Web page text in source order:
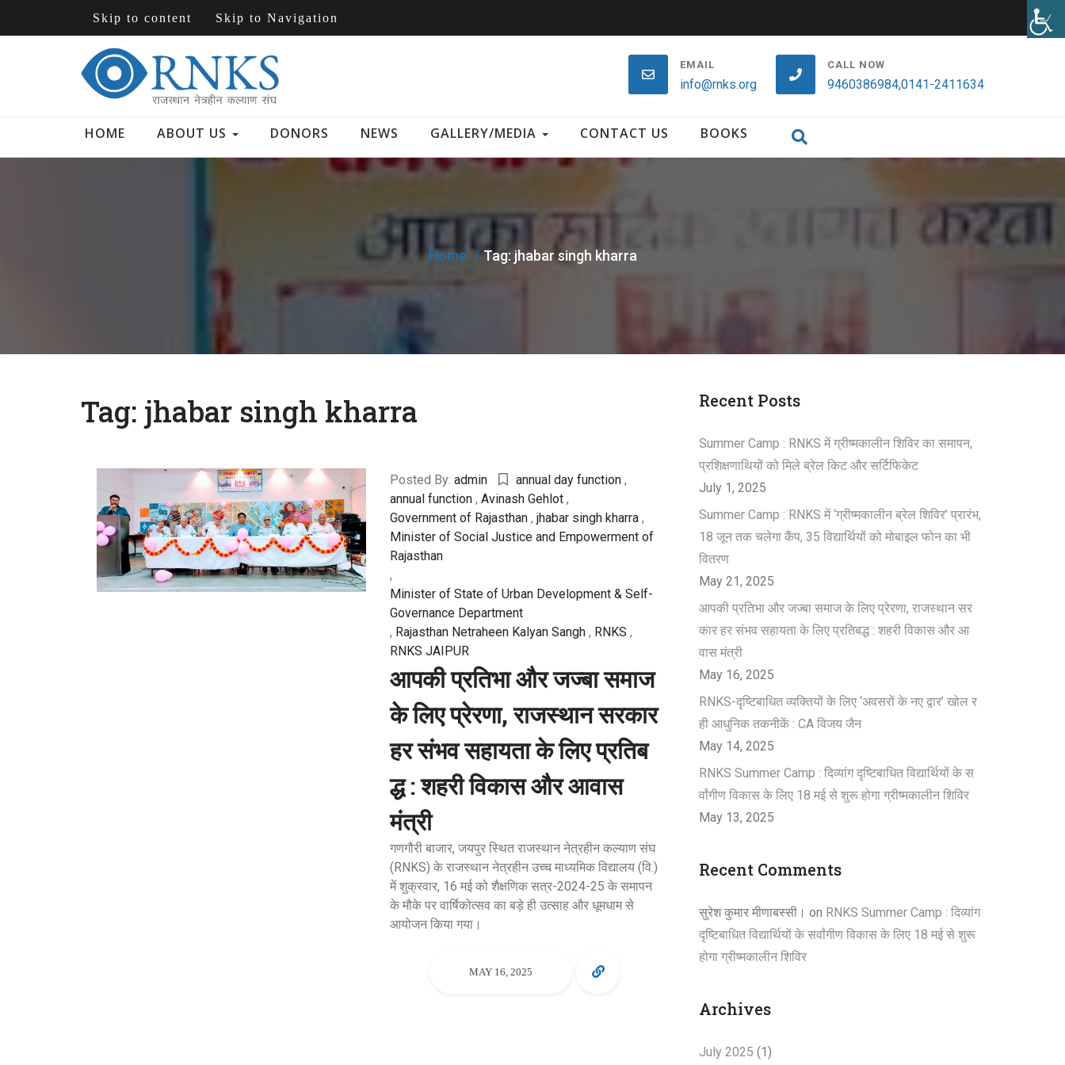
Skip to content Skip to Navigation
EMAIL
info@rnks.org
CALL NOW
9460386984,0141-2411634
HOME ABOUT US DONORS NEWS GALLERY/MEDIA CONTACT US BOOKS
Home Tag: jhabar singh kharra
Tag: jhabar singh kharra
Posted By: admin annual day function ,
annual function , Avinash Gehlot ,
Government of Rajasthan , jhabar singh kharra ,
Minister of Social Justice and Empowerment of
Rajasthan
,
Minister of State of Urban Development & Self-
Governance Department
, Rajasthan Netraheen Kalyan Sangh , RNKS ,
RNKS JAIPUR
आपकी प्रतिभा और जज्बा समाज
के लिए प्रेरणा, राजस्थान सरकार
हर संभव सहायता के लिए प्रतिब
द्ध : शहरी विकास और आवास
मंत्री
गणगौरी बाजार, जयपुर स्थित राजस्थान नेत्रहीन कल्याण संघ
(RNKS) के राजस्थान नेत्रहीन उच्च माध्यमिक विद्यालय (वि.)
में शुक्रवार, 16 मई को शैक्षणिक सत्र-2024-25 के समापन
के मौके पर वार्षिकोत्सव का बड़े ही उत्साह और धूमधाम से
आयोजन किया गया।
MAY 16, 2025
Recent Posts
Summer Camp : RNKS में ग्रीष्मकालीन शिविर का समापन,
प्रशिक्षणाथियों को मिले ब्रेल किट और सर्टिफिकेट
July 1, 2025
Summer Camp : RNKS में ‘ग्रीष्मकालीन ब्रेल शिविर’ प्रारंभ,
18 जून तक चलेगा कैंप, 35 विद्यार्थियों को मोबाइल फोन का भी
वितरण
May 21, 2025
आपकी प्रतिभा और जज्बा समाज के लिए प्रेरणा, राजस्थान सर
कार हर संभव सहायता के लिए प्रतिबद्ध : शहरी विकास और आ
वास मंत्री
May 16, 2025
RNKS-दृष्टिबाधित व्यक्तियों के लिए ‘अवसरों के नए द्वार’ खोल र
ही आधुनिक तकनीकें : CA विजय जैन
May 14, 2025
RNKS Summer Camp : दिव्यांग दृष्टिबाधित विद्यार्थियों के स
र्वांगीण विकास के लिए 18 मई से शुरू होगा ग्रीष्मकालीन शिविर
May 13, 2025
Recent Comments
सुरेश कुमार मीणाबस्सी। on RNKS Summer Camp : दिव्यांग
दृष्टिबाधित विद्यार्थियों के सर्वांगीण विकास के लिए 18 मई से शुरू
होगा ग्रीष्मकालीन शिविर
Archives
July 2025 (1)